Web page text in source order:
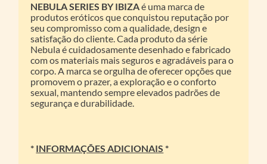
NEBULA SERIES BY IBIZAé uma marca de
produtos eróticos que conquistou reputação por
seu compromisso com a qualidade, design e
satisfação do cliente. Cada produto da série
Nebula é cuidadosamente desenhado e fabricado
com os materiais mais seguros e agradáveis para o
corpo. A marca se orgulha de oferecer opções que
promovem o prazer, a exploração e o conforto
sexual, mantendo sempre elevados padrões de
segurança e durabilidade.
* INFORMAÇÕES ADICIONAIS *